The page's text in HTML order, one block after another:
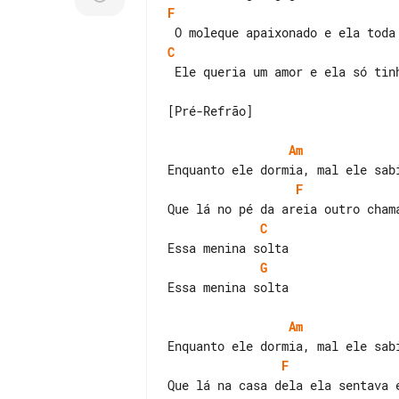
F
C
[Pré-Refrão]
Am
F
C
G
Essa menina solta
Am
F